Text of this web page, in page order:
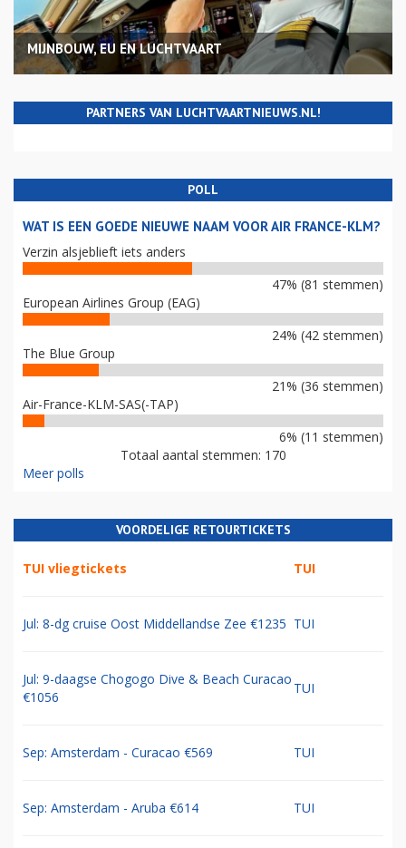
MIJNBOUW, EU EN LUCHTVAART
PARTNERS VAN LUCHTVAARTNIEUWS.NL!
POLL
WAT IS EEN GOEDE NIEUWE NAAM VOOR AIR FRANCE-KLM?
Verzin alsjeblieft iets anders
47% (81 stemmen)
European Airlines Group (EAG)
24% (42 stemmen)
The Blue Group
21% (36 stemmen)
Air-France-KLM-SAS(-TAP)
6% (11 stemmen)
Totaal aantal stemmen: 170
Meer polls
VOORDELIGE RETOURTICKETS
TUI vliegtickets TUI
Jul: 8-dg cruise Oost Middellandse Zee €1235 TUI
Jul: 9-daagse Chogogo Dive & Beach Curacao
€1056
TUI
Sep: Amsterdam - Curacao €569 TUI
Sep: Amsterdam - Aruba €614 TUI